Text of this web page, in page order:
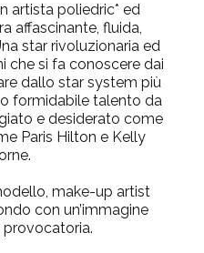
artista poliedric* ed
affascinante, fluida,
star rivoluzionaria ed
che si fa conoscere dai
dallo star system più
formidabile talento da
e desiderato come
Paris Hilton e Kelly
make-up artist
con un’immagine